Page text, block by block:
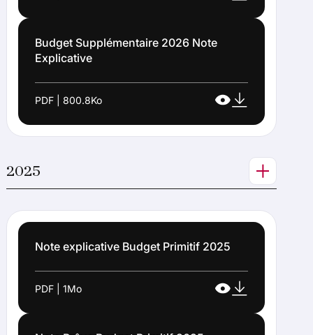
Budget Supplémentaire 2026 Note
Explicative
PDF | 800.8Ko
2025
Note explicative Budget Primitif 2025
PDF | 1Mo